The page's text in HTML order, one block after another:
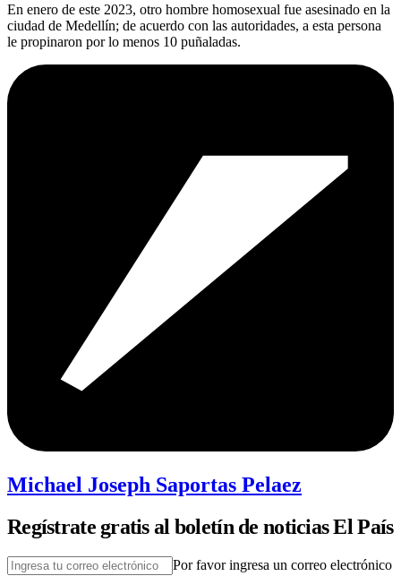
En enero de este 2023, otro hombre homosexual fue asesinado en la
ciudad de Medellín; de acuerdo con las autoridades, a esta persona
le propinaron por lo menos 10 puñaladas.
Michael Joseph Saportas Pelaez
Regístrate gratis al boletín de noticias El País
Por favor ingresa un correo electrónico